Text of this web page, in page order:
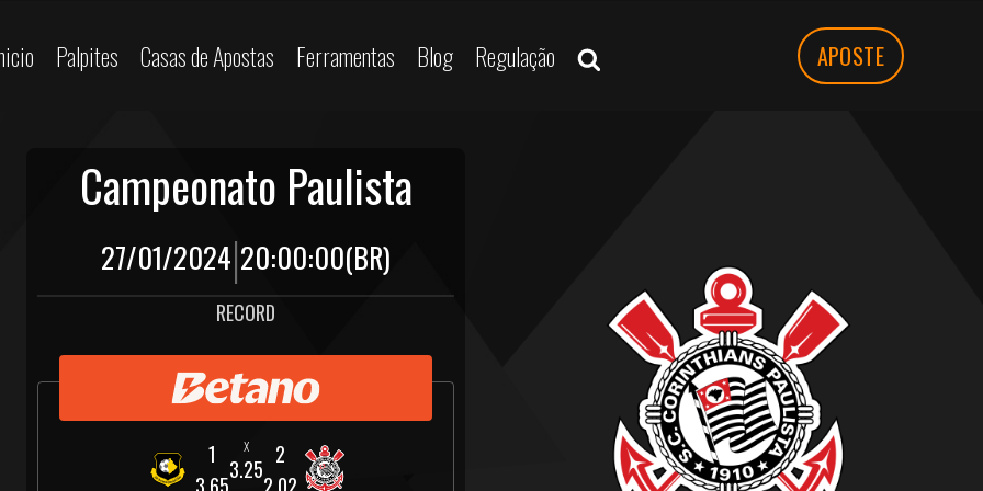
APOSTE
Palpites Casas de Apostas Ferramentas Blog Regulação
Campeonato Paulista
27/01/2024|20:00:00(BR)
RECORD
3.65
3.25
2.02